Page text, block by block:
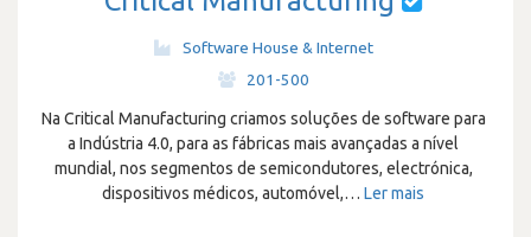
Software House & Internet
201-500
Na Critical Manufacturing criamos soluções de software para
a Indústria 4.0, para as fábricas mais avançadas a nível
mundial, nos segmentos de semicondutores, electrónica,
dispositivos médicos, automóvel,… Ler mais